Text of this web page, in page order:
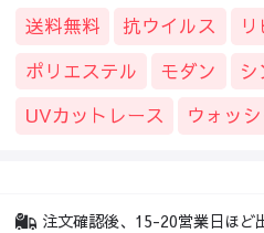
送料無料 抗ウイルス
ポリエステル
モダン
UVカットレース
ウォッ
注文確認後、15-20営業日ほど